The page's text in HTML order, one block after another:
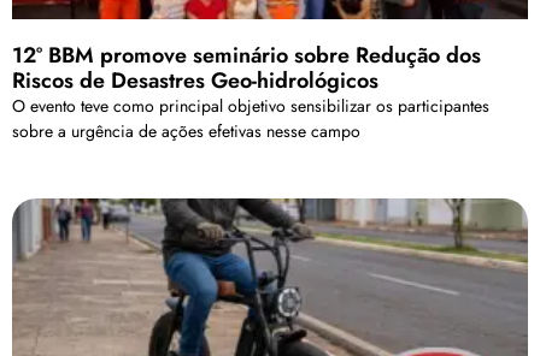
12º BBM promove seminário sobre Redução dos
Riscos de Desastres Geo-hidrológicos
O evento teve como principal objetivo sensibilizar os participantes
sobre a urgência de ações efetivas nesse campo